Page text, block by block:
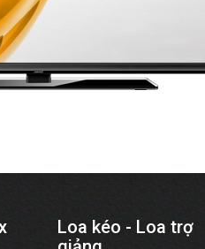
Loa kéo - Loa trợ